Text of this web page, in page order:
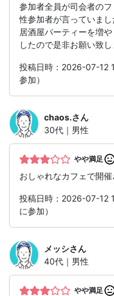
参加者全員が司会者の
性参加者が言っていまし
居酒屋パーティーを増
したので是非お願い致し
投稿日時：2026-07-12
参加）
chaos.さん
30代｜男性
やや満足
おしゃれなカフェで開
投稿日時：2026-07-12
に参加）
メッシさん
40代｜男性
やや満足